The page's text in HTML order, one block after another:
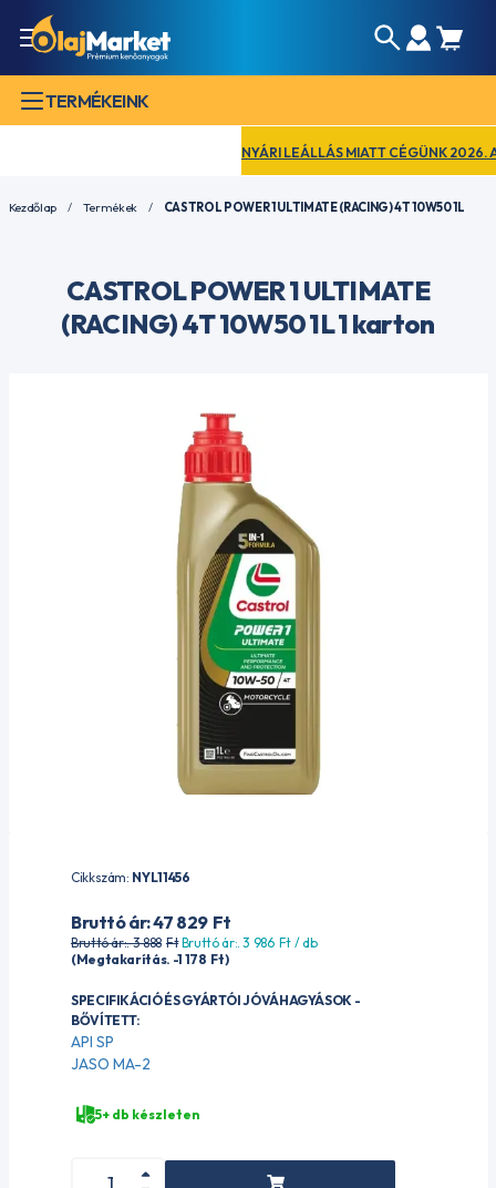
TERMÉKEINK
NYÁRI LEÁLLÁS MIATT CÉGÜNK 2026.
Kezdőlap Termékek CASTROL POWER 1 ULTIMATE (RACING) 4T 10W50 1L
CASTROL POWER 1 ULTIMATE
(RACING) 4T 10W50 1L 1 karton
Cikkszám: NYL11456
Bruttó ár: 47 829 Ft
Bruttó ár:. 3 888 FtBruttó ár:. 3 986 Ft/ db
(Megtakarítás. -1 178 Ft)
SPECIFIKÁCIÓ ÉS GYÁRTÓI JÓVÁHAGYÁSOK -
BŐVÍTETT:
API SP
JASO MA-2
5+ db készleten